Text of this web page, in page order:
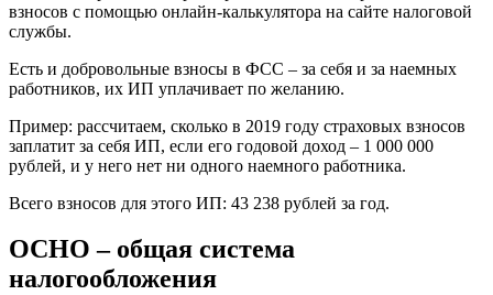
взносов с помощью онлайн-калькулятора на сайте налоговой
службы.
Есть и добровольные взносы в ФСС – за себя и за наемных
работников, их ИП уплачивает по желанию.
Пример: рассчитаем, сколько в 2019 году страховых взносов
заплатит за себя ИП, если его годовой доход – 1 000 000
рублей, и у него нет ни одного наемного работника.
Всего взносов для этого ИП: 43 238 рублей за год.
ОСНО – общая система
налогообложения